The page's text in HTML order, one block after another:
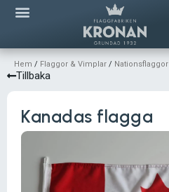
Hem / Flaggor & Vimplar / Nationsflaggor
Tillbaka
Kanadas flagga